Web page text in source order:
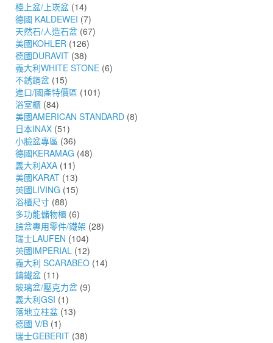
檯上盆/上崁盆 (14)
德國 KALDEWEI (7)
天然石/人造石盆 (67)
美國KOHLER (126)
德國DURAVIT (38)
義大利WHITE STONE (6)
不銹鋼盆 (15)
進口/國產特價區 (101)
浴室櫃 (84)
美國AMERICAN STANDARD (8)
日本INAX (51)
小臉盆專區 (36)
德國KERAMAG (48)
義大利AXA (11)
美國KARAT (13)
英國LIVING (15)
浴櫃尺寸 (88)
多功能儲物櫃 (6)
臉盆專用零件/鐵架 (28)
瑞士LAUFEN (104)
英國IMPERIAL (12)
義大利 SCARABEO (14)
鑄鐵盆 (11)
玻璃盆/壓克力盆 (9)
義大利GSI (1)
落地立柱盆 (13)
德國 V/B (1)
瑞士GEBERIT (38)